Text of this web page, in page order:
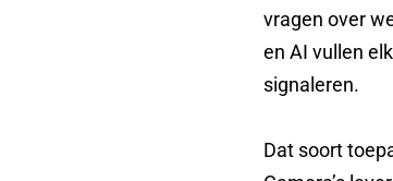
vragen over
en AI vullen
signaleren.
Dat soort